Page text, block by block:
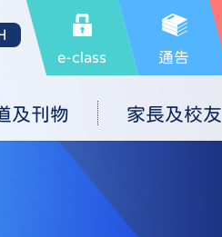
e-class 通告
及刊物 家長及校友